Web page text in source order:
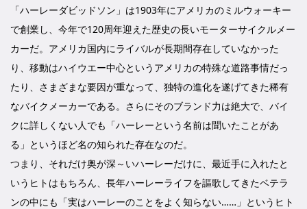
「ハーレーダビッドソン」は1903年にアメリカのミルウォーキー
で創業し、今年で120周年迎えた歴史の長いモーターサイクルメー
カーだ。アメリカ国内にライバルが長期間存在していなかった
り、移動はハイウエー中心というアメリカの特殊な道路事情だっ
たり、さまざまな要因が重なって、独特の進化を遂げてきた稀有
なバイクメーカーである。さらにそのブランド力は絶大で、バイ
クに詳しくない人でも「ハーレーという名前は聞いたことがあ
る」というほど名の知られた存在なのだ。
つまり、それだけ奥が深～いハーレーだけに、最近手に入れたと
いうヒトはもちろん、長年ハーレーライフを謳歌してきたベテラ
ンの中にも「実はハーレーのことをよく知らない……」というヒト